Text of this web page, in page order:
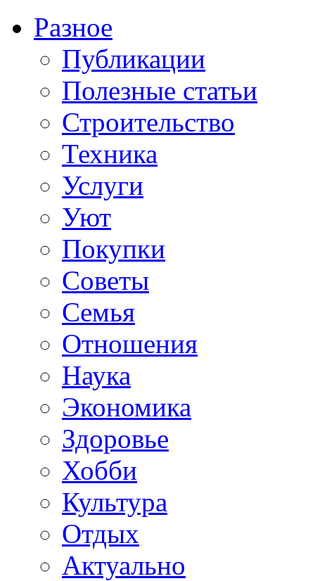
Разное
Публикации
Полезные статьи
Строительство
Техника
Услуги
Уют
Покупки
Советы
Семья
Отношения
Наука
Экономика
Здоровье
Хобби
Культура
Отдых
Актуально